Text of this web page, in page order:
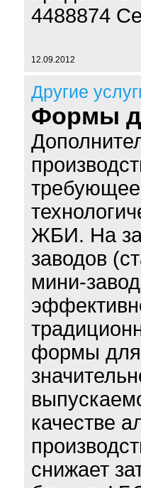
4488874
12.09.2012
Другие
Формы
требующее
ЖБИ. На
заводов
мини-
формы для
качестве
снижает